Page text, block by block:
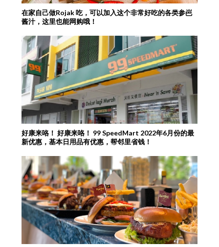
在家自己做Rojak 吃，可以加入这个非常好吃的各类参岜
酱汁，这里也能网购哦！
好康来咯！ 好康来咯！ 99 SpeedMart 2022年6月份的最
新优惠，基本日用品有优惠，帮邻里省钱！